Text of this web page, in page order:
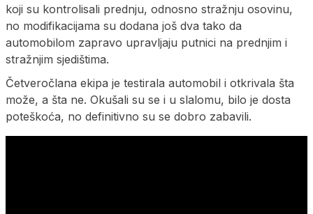
koji su kontrolisali prednju, odnosno stražnju osovinu,
no modifikacijama su dodana još dva tako da
automobilom zapravo upravljaju putnici na prednjim i
stražnjim sjedištima.
Četveročlana ekipa je testirala automobil i otkrivala šta
može, a šta ne. Okušali su se i u slalomu, bilo je dosta
poteškoća, no definitivno su se dobro zabavili.